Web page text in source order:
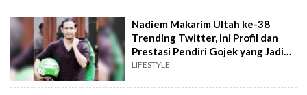
Tertinggal
Nadiem Makarim Ultah ke-38
Trending Twitter, Ini Profil dan
Prestasi Pendiri Gojek yang Jadi
Menteri Termuda Indonesia
LIFESTYLE